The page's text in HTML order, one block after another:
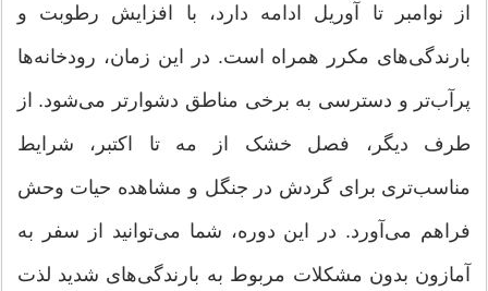
از نوامبر تا آوریل ادامه دارد، با افزایش رطوبت و
بارندگی‌های مکرر همراه است. در این زمان، رودخانه‌ها
پرآب‌تر و دسترسی به برخی مناطق دشوارتر می‌شود. از
طرف دیگر، فصل خشک از مه تا اکتبر، شرایط
مناسب‌تری برای گردش در جنگل و مشاهده حیات وحش
فراهم می‌آورد. در این دوره، شما می‌توانید از سفر به
آمازون بدون مشکلات مربوط به بارندگی‌های شدید لذت